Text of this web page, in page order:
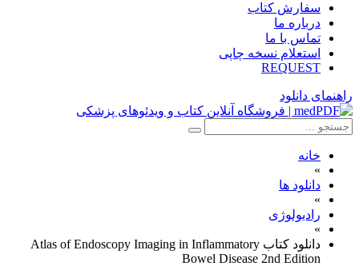
سفارش کتاب
درباره ما
تماس با ما
استعلام نسخه چاپی
REQUEST
راهنمای دانلود
خانه
»
دانلود ها
»
رادیولوژی
»
دانلود کتاب Atlas of Endoscopy Imaging in Inflammatory
Bowel Disease 2nd Edition